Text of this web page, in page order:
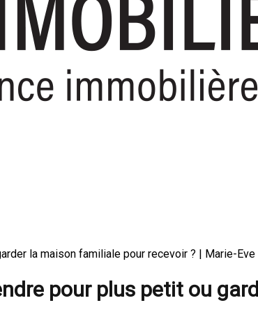
la maison familiale pour recevoir ? | Marie-
pour plus petit ou